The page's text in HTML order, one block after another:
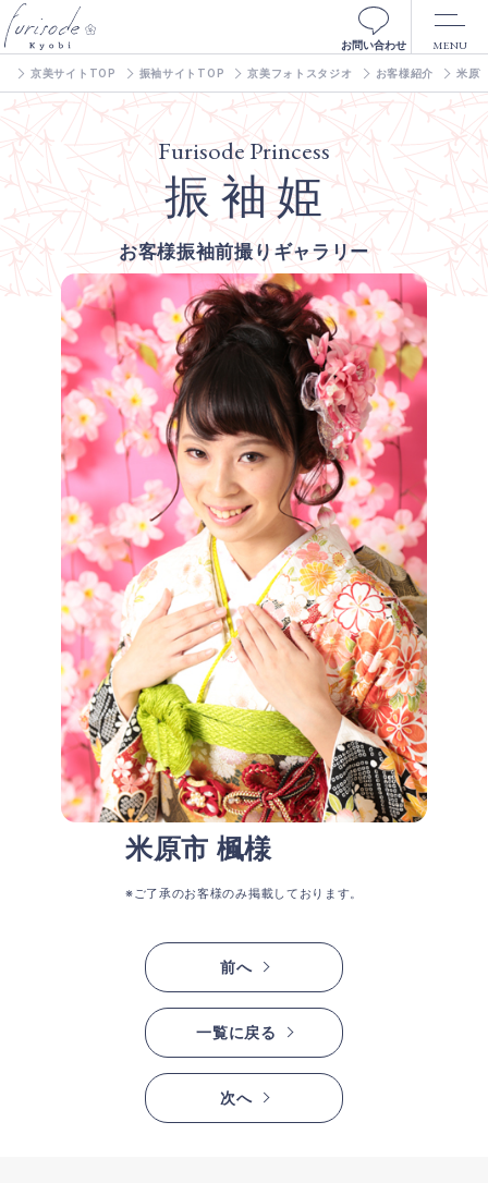
MENU
お問い合わせ
京美サイトTOP 振袖サイトTOP 京美フォトスタジオ お客様紹介 米原
Furisode Princess
振 袖 姫
お客様振袖前撮りギャラリー
米原市 楓様
※ご了承のお客様のみ掲載しております。
前へ
一覧に戻る
次へ